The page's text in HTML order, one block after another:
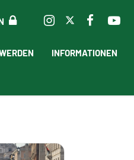
INFORMATIONEN